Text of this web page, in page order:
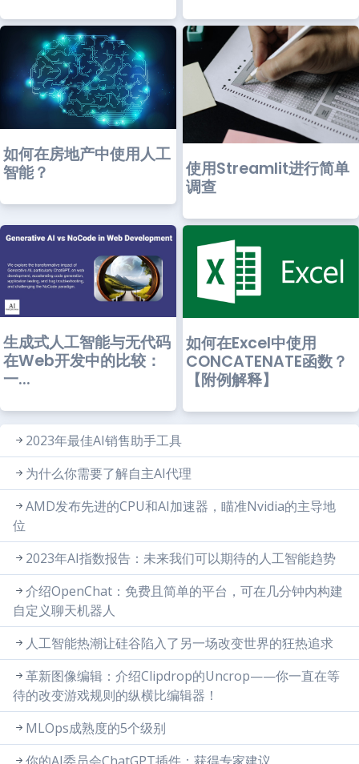
如何在房地产中使用人工
智能？
使用Streamlit进行简单
调查
生成式人工智能与无代码
在Web开发中的比较：
一...
如何在Excel中使用
CONCATENATE函数？
【附例解释】
2023年最佳AI销售助手工具
为什么你需要了解自主AI代理
AMD发布先进的CPU和AI加速器，瞄准Nvidia的主导地
位
2023年AI指数报告：未来我们可以期待的人工智能趋势
介绍OpenChat：免费且简单的平台，可在几分钟内构建
自定义聊天机器人
人工智能热潮让硅谷陷入了另一场改变世界的狂热追求
革新图像编辑：介绍Clipdrop的Uncrop——你一直在等
待的改变游戏规则的纵横比编辑器！
MLOps成熟度的5个级别